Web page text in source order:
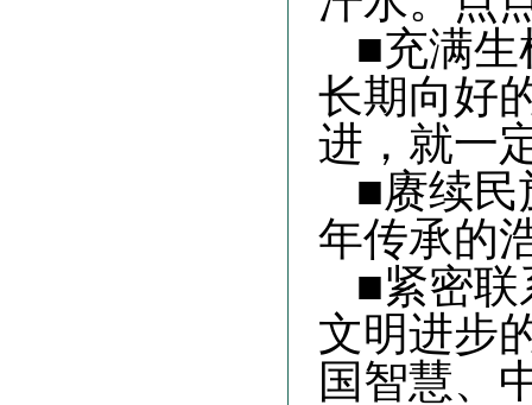
■充满生
长期向好
进，就一
■赓续民
年传承的
■紧密联
文明进步
国智慧、